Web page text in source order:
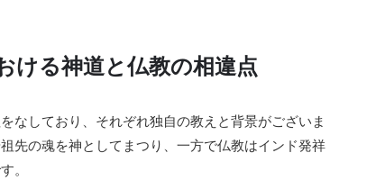
ける神道と仏教の相違点
なしており、それぞれ独自の教えと背景がございま
先の魂を神としてまつり、一方で仏教はインド発祥
。